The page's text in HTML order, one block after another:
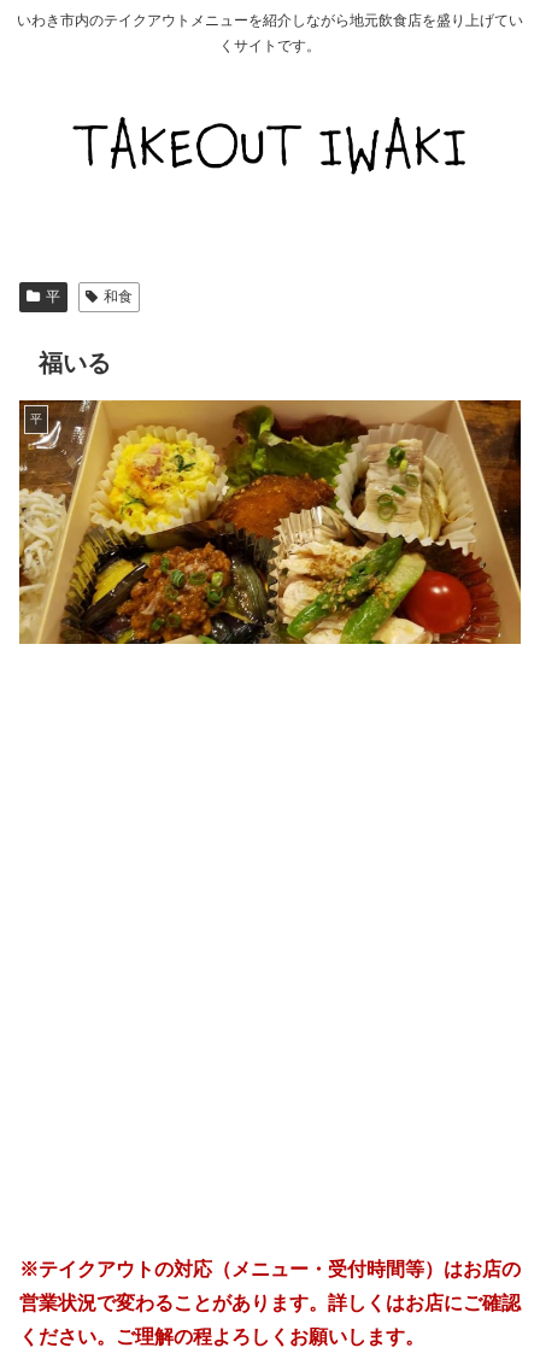
いわき市内のテイクアウトメニューを紹介しながら地元飲食店を盛り上げてい
くサイトです。
平 和食
福いる
平
※テイクアウトの対応（メニュー・受付時間等）はお店の
営業状況で変わることがあります。詳しくはお店にご確認
ください。ご理解の程よろしくお願いします。